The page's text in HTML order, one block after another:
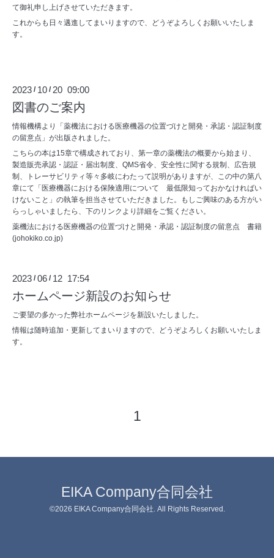
て御礼申し上げさせていただきます。
これからも日々邁進してまいりますので、どうぞよろしくお願いいたしま
す。
2023 / 10 / 20 09:00
図書のご案内
情報機構より「薬機法における医療機器の位置づけと開発・承認・認証制度
の留意点」が出版されました。
こちらの本は15章で構成されており、第一章の薬機法の概要から始まり、
製造販売承認・認証・届出制度、QMS省令、安全性に関する規制、広告規
制、トレーサビリティ等々多岐にわたって説明がありますが、この中の第八
章にて「医療機器における保険適用について 最低限知っておかなければい
けないこと」の執筆を担当させていただきました。もしご興味のある方がい
らっしゃいましたら、下のリンクより詳細をご覧ください。
薬機法における医療機器の位置づけと開発・承認・認証制度の留意点 書籍
(johokiko.co.jp)
2023 /06 / 12 17:54
ホームページ新設のお知らせ
ご要望の多かった弊社ホームページを新設いたしました。
情報は随時追加・更新してまいりますので、どうぞよろしくお願いいたしま
す。
1
EIKA Company合同会社
©2026 EIKA Company合同会社 . All Rights Reserved.